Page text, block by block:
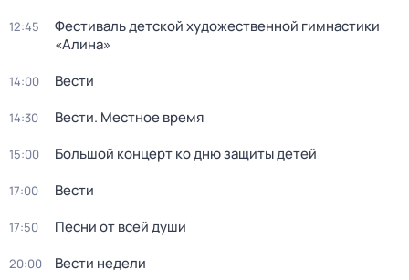
12:45
Фестиваль детской художественной гимнастики
«Алина»
14:00 Вести
14:30 Вести. Местное время
15:00 Большой концерт ко дню защиты детей
17:00 Вести
17:50 Песни от всей души
20:00 Вести недели